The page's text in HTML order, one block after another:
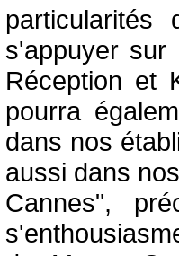
s'appuyer sur
Réception et
pourra
dans nos
aussi dans
Cannes",